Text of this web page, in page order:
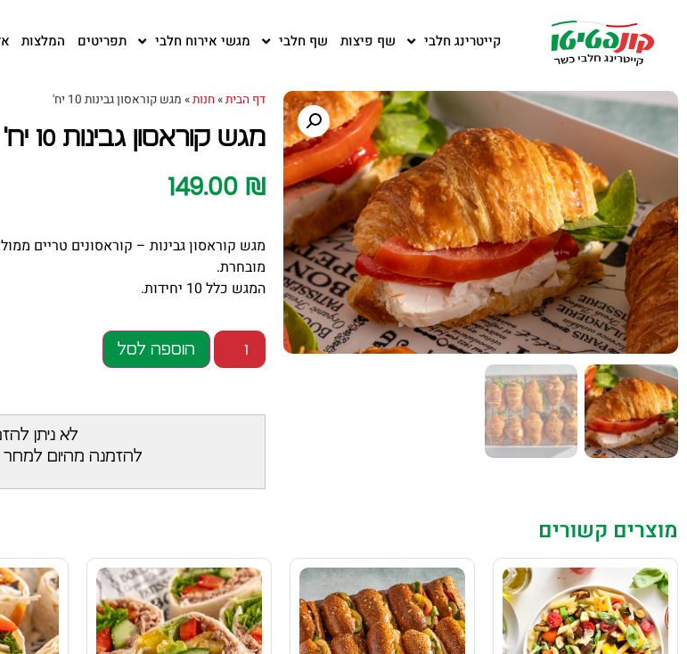
קייטרינג חלבי שף פיצות שף חלבי מגשי אירוח חלבי תפריטים המלצות
דף הבית»חנות» מגש קוראסון גבינות 10 יח'
מגש קוראסון גבינות 10 יח'
149.00 ₪
מגש קוראסון גבינות – קוראסונים טריים
מובחרת.
המגש כלל 10 יחידות.
הוספה לסל
לא ניתן
להזמנה מהיום למחר
מוצרים קשורים